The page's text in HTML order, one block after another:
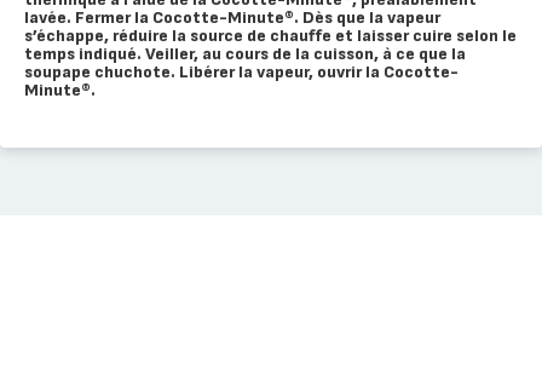
lavée. Fermer la Cocotte-Minute®. Dès que la vapeur
s’échappe, réduire la source de chauffe et laisser cuire selon le
temps indiqué. Veiller, au cours de la cuisson, à ce que la
soupape chuchote. Libérer la vapeur, ouvrir la Cocotte-
Minute®.